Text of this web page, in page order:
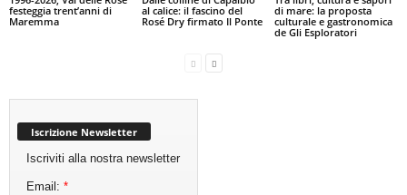
festeggia trent’anni di
Maremma
al calice: il fascino del
Rosé Dry firmato Il Ponte
di mare: la proposta
culturale e gastronomica
de Gli Esploratori
Iscrizione Newsletter
Iscriviti alla nostra newsletter
Email:*